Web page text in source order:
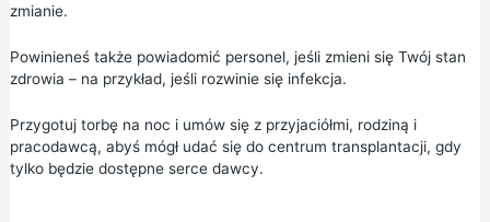
zmianie.
Powinieneś także powiadomić personel, jeśli zmieni się Twój stan
zdrowia – na przykład, jeśli rozwinie się infekcja.
Przygotuj torbę na noc i umów się z przyjaciółmi, rodziną i
pracodawcą, abyś mógł udać się do centrum transplantacji, gdy
tylko będzie dostępne serce dawcy.